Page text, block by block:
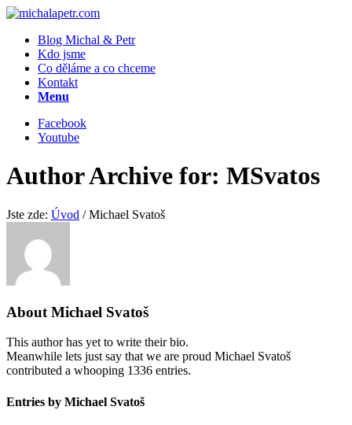
Blog Michal & Petr
Kdo jsme
Co děláme a co chceme
Kontakt
Menu
Facebook
Youtube
Author Archive for: MSvatos
Jste zde: Úvod / Michael Svatoš
About Michael Svatoš
This author has yet to write their bio.
Meanwhile lets just say that we are proud Michael Svatoš
contributed a whooping 1336 entries.
Entries by Michael Svatoš